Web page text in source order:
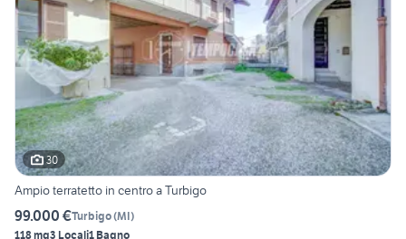
30
Ampio terratetto in centro a Turbigo
99.000 €Turbigo(MI)
118 mq3 Locali1 Bagno